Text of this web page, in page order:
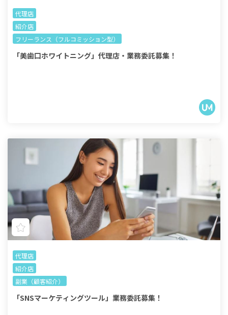
代理店
紹介店
フリーランス（フルコミッション型）
「美歯口ホワイトニング」代理店・業務委託募集！
代理店
紹介店
副業（顧客紹介）
「SNSマーケティングツール」業務委託募集！